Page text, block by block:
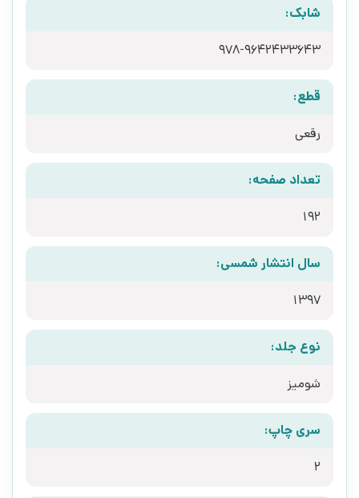
شابک:
978-9642433643
قطع:
رقعی
تعداد صفحه:
192
سال انتشار شمسی:
1397
نوع جلد:
شومیز
سری چاپ:
2